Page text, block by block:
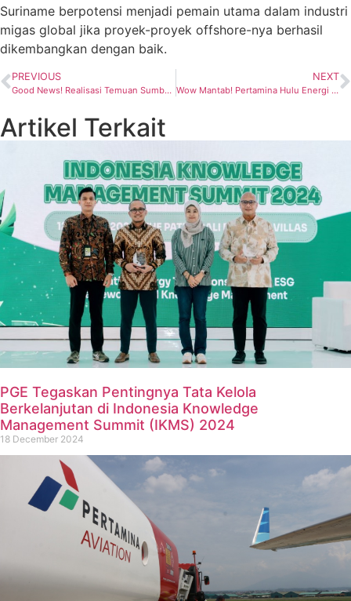
Suriname berpotensi menjadi pemain utama dalam industri
migas global jika proyek-proyek offshore-nya berhasil
dikembangkan dengan baik.
PREVIOUS
Good News! Realisasi Temuan Sumber Daya Migas Kontijen 2C SHU Pertamina Groups 652 MMBOE
NEXT
Wow Mantab! Pertamina Hulu Energi Dukung Sepenuhnya Para Partner di Blok Masela
Artikel Terkait
PGE Tegaskan Pentingnya Tata Kelola
Berkelanjutan di Indonesia Knowledge
Management Summit (IKMS) 2024
18 December 2024